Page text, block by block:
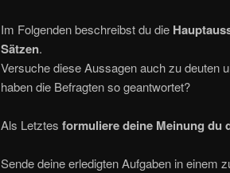
Im Folgenden beschreibst du die
Sätzen.
Versuche diese Aussagen auch zu deuten
haben die Befragten so geantwortet?
Als Letztes formuliere deine Meinung du
Sende deine erledigten Aufgaben in einem